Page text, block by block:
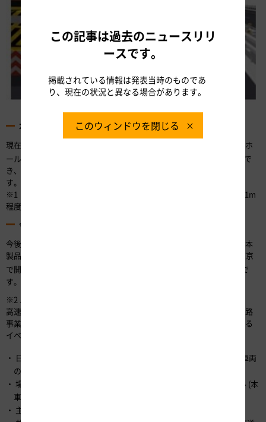
本製品の効果
現在、メンテ名古屋が実施している交通規制を伴う路上作業（ポットホ
ール補修
や事故復旧工事など）の約4割に本製品を活用することがで
き、作業員の更なる安全性向上や工事規制作業の省力化が期待できま
す。
※1 ポットホール・・・アスファルト舗装の表面に生じる長さ0.1～1m
程度の穴
今後の展開
今後、メンテ名古屋が実施する交通規制を伴う維持修繕業務の中で、本
製品を試行的に活用し、実用化を目指していきます。また、10月に東京
で開催される「ハイウェイ・テクノフェア2019」
に出展する予定で
す。
※2 ハイウェイ・テクノフェア2019
高速道路の建設・管理技術の普及や活用を促進するとともに、高速道路
事業について広くお客さまや社会の理解を得ることを目的に開催される
イベント。
日時：2019年10月8日(火)、9日(水) 各日10:00～17:00 (ただし、本車両
の展示は8日のみ)
場所：東京国際展示場(東京ビッグサイト)青海展示棟 A・Bホール (本
車両の展示はBホール)
主催：公益財団法人高速道路調査会
この記事は過去のニュースリリ
ースです。
掲載されている情報は発表当時のものであ
り、現在の状況と異なる場合があります。
このウィンドウを閉じる